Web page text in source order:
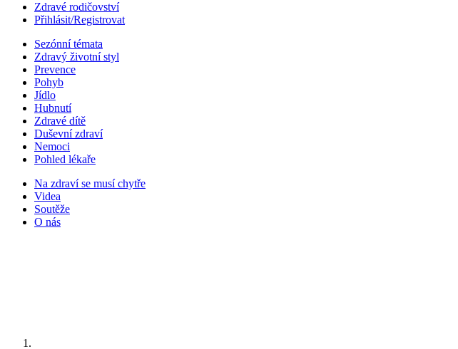
Zdravé rodičovství
Přihlásit/Registrovat
Sezónní témata
Zdravý životní styl
Prevence
Pohyb
Jídlo
Hubnutí
Zdravé dítě
Duševní zdraví
Nemoci
Pohled lékaře
Na zdraví se musí chytře
Videa
Soutěže
O nás